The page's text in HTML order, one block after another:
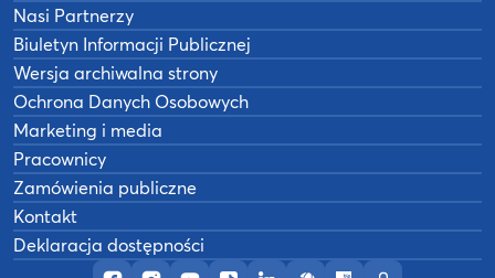
Nasi Partnerzy
Biuletyn Informacji Publicznej
Wersja archiwalna strony
Ochrona Danych Osobowych
Marketing i media
Pracownicy
Zamówienia publiczne
Kontakt
Deklaracja dostępności